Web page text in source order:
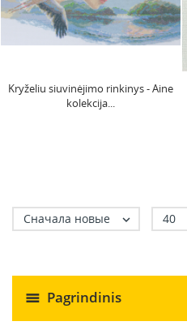
Pagrindinis
Kryželiu siuvinėjimo rinkinys - Aine
kolekcija...
Сначала новые  40